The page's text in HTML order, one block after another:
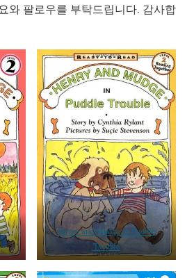
와 팔로우를 부탁드립니다. 감사합
Henry and Mudge in Puddle
Trouble